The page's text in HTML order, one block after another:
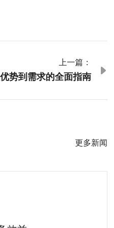
上一篇：
势到需求的全面指南

更多新闻